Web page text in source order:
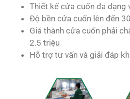
Thiết kế cửa cuốn đa dạng
Độ bền cửa cuốn lên đến
Giá thành cửa cuốn phải
2.5 triệu
Hỗ trợ tư vấn và giải đáp